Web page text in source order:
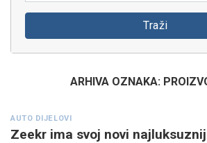
Traži
ARHIVA OZNAKA:
AUTO DIJELOVI
Zeekr ima svoj novi